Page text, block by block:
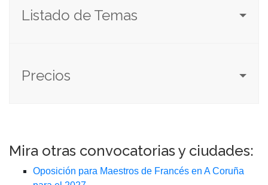
Listado de Temas
Precios
Mira otras convocatorias y ciudades:
Oposición para Maestros de Francés en A Coruña